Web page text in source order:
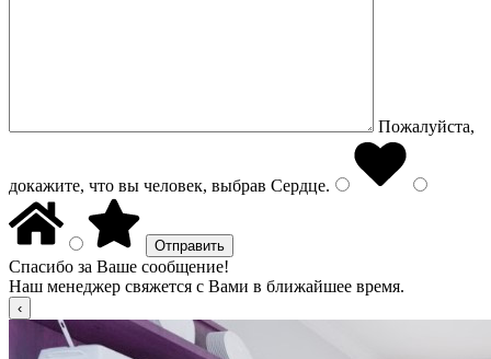
Пожалуйста,
докажите, что вы человек, выбрав Сердце.
Спасибо за Ваше сообщение!
Наш менеджер свяжется с Вами в ближайшее время.